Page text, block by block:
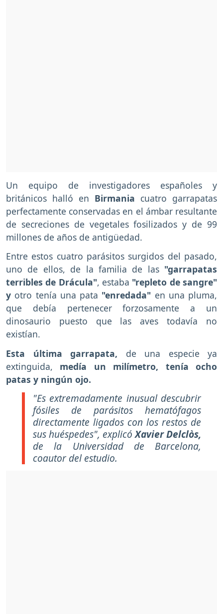
Un equipo de investigadores españoles y
británicos halló en Birmania cuatro garrapatas
perfectamente conservadas en el ámbar resultante
de secreciones de vegetales fosilizados y de 99
millones de años de antigüedad.
Entre estos cuatro parásitos surgidos del pasado,
uno de ellos, de la familia de las"garrapatas
terribles de Drácula", estaba "repleto de sangre"
y otro tenía una pata "enredada" en una pluma,
que debía pertenecer forzosamente a un
dinosaurio puesto que las aves todavía no
existían.
Esta última garrapata, de una especie ya
extinguida, medía un milímetro, tenía ocho
patas y ningún ojo.
"Es extremadamente inusual descubrir
fósiles de parásitos hematófagos
directamente ligados con los restos de
sus huéspedes", explicóXavier Delclòs,
de la Universidad de Barcelona,
coautor del estudio.